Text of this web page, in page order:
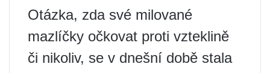
Otázka, zda své milované
mazlíčky očkovat proti vzteklině
či nikoliv, se v dnešní době stala